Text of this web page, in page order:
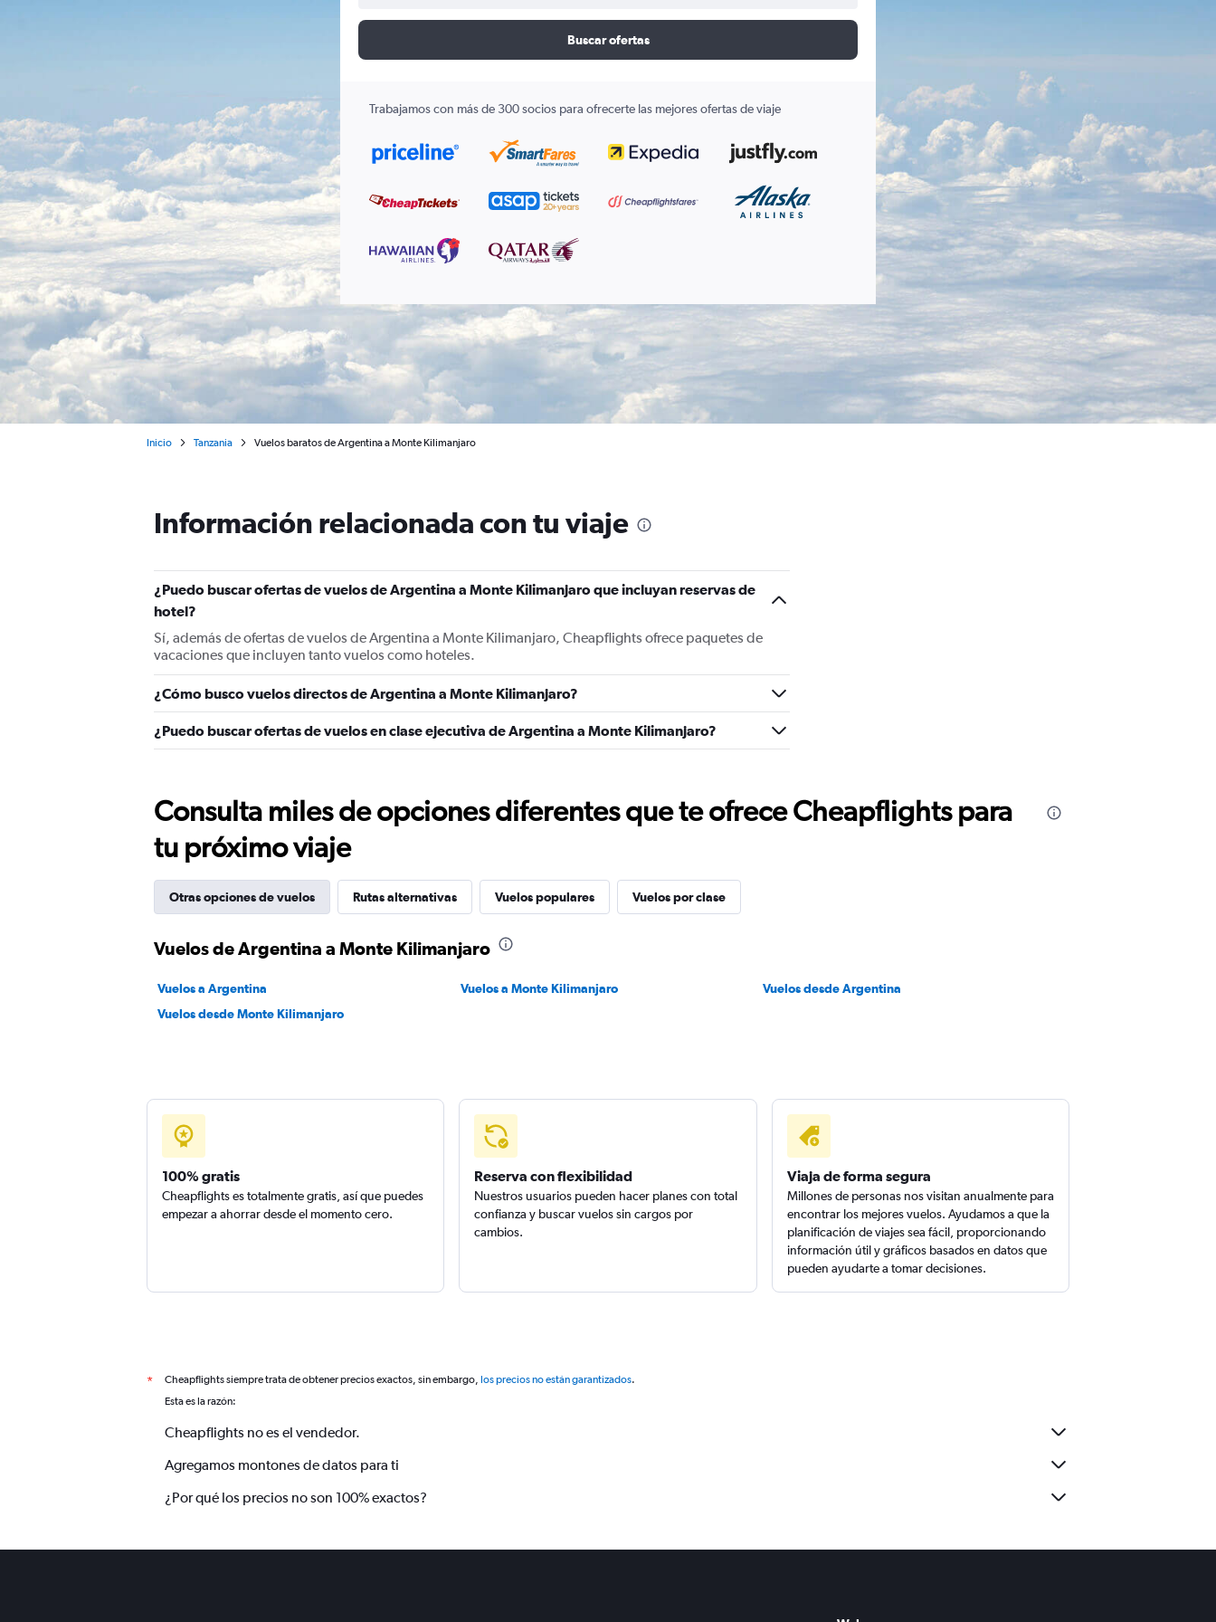
Buscar ofertas
Trabajamos con más de 300 socios para ofrecerte las mejores ofertas de viaje
Inicio Tanzania Vuelos baratos de Argentina a Monte Kilimanjaro
Información relacionada con tu viaje
¿Puedo buscar ofertas de vuelos de Argentina a Monte Kilimanjaro que incluyan reservas de
hotel?
Sí, además de ofertas de vuelos de Argentina a Monte Kilimanjaro, Cheapflights ofrece paquetes de
vacaciones que incluyen tanto vuelos como hoteles.
¿Cómo busco vuelos directos de Argentina a Monte Kilimanjaro?
¿Puedo buscar ofertas de vuelos en clase ejecutiva de Argentina a Monte Kilimanjaro?
Consulta miles de opciones diferentes que te ofrece Cheapflights para
tu próximo viaje
Otras opciones de vuelos Rutas alternativas Vuelos populares Vuelos por clase
Vuelos de Argentina a Monte Kilimanjaro
Vuelos a Argentina Vuelos a Monte Kilimanjaro
Vuelos desde Argentina
Vuelos desde Monte Kilimanjaro
100% gratis
Cheapflights es totalmente gratis, así que puedes
empezar a ahorrar desde el momento cero.
Reserva con flexibilidad
Nuestros usuarios pueden hacer planes con total
confianza y buscar vuelos sin cargos por
cambios.
Viaja de forma segura
Millones de personas nos visitan anualmente para
encontrar los mejores vuelos. Ayudamos a que la
planificación de viajes sea fácil, proporcionando
información útil y gráficos basados en datos que
pueden ayudarte a tomar decisiones.
* Cheapflights siempre trata de obtener precios exactos, sin embargo, los precios no están garantizados.
Esta es la razón:
Cheapflights no es el vendedor.
Agregamos montones de datos para ti
¿Por qué los precios no son 100% exactos?